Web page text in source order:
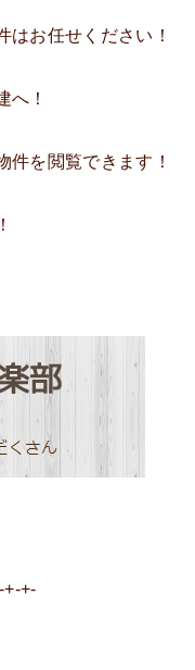
はお任せください！
！
件を閲覧できます！
+-+-